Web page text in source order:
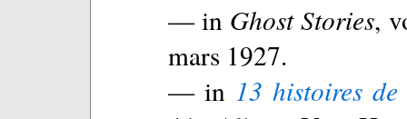
— in Ghost Stories,
mars 1927.
— in 13 histoires